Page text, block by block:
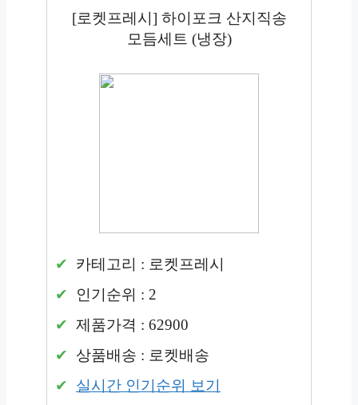
[로켓프레시] 하이포크 산지직송
모듬세트 (냉장)
카테고리 : 로켓프레시
인기순위 : 2
제품가격 : 62900
상품배송 : 로켓배송
실시간 인기순위 보기